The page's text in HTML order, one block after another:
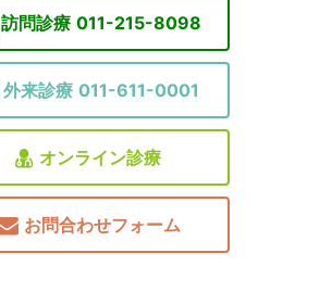
訪問診療 011-215-8098
外来診療 011-611-0001
オンライン診療
お問合わせフォーム